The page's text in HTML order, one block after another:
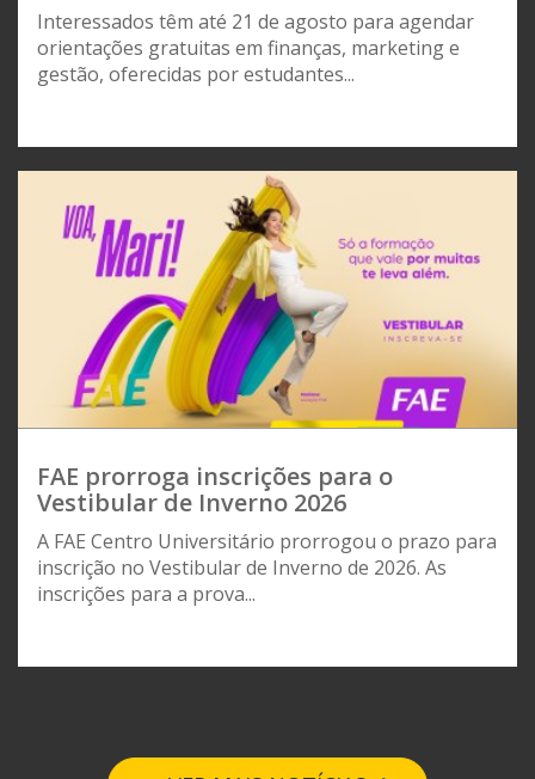
Interessados têm até 21 de agosto para agendar
orientações gratuitas em finanças, marketing e
gestão, oferecidas por estudantes...
FAE prorroga inscrições para o
Vestibular de Inverno 2026
A FAE Centro Universitário prorrogou o prazo para
inscrição no Vestibular de Inverno de 2026. As
inscrições para a prova...